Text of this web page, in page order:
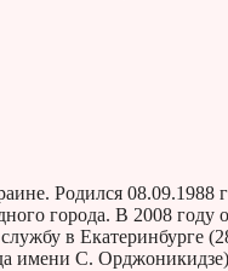
Родился
города. В 2008 году
в Екатеринбурге
имени С.